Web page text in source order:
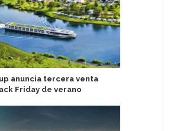
anuncia tercera venta
Friday de verano